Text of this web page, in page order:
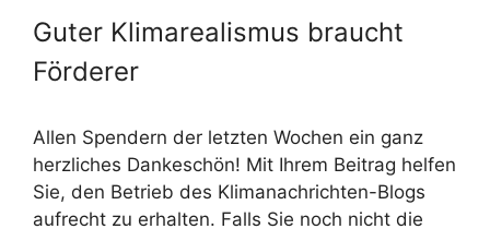
Guter Klimarealismus braucht
Förderer
Allen Spendern der letzten Wochen ein ganz
herzliches Dankeschön! Mit Ihrem Beitrag helfen
Sie, den Betrieb des Klimanachrichten-Blogs
aufrecht zu erhalten. Falls Sie noch nicht die